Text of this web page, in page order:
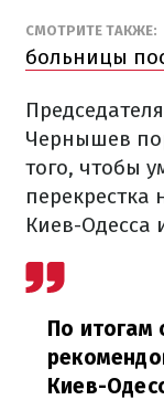
СМОТРИТЕ ТАКЖЕ:
больницы
Чернышев
того, чтобы
перекрестка
Киев-Одесса
По итогам
Киев-